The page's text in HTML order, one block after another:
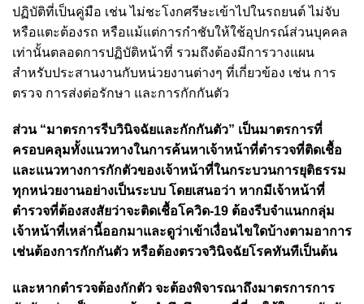
ปฏิบัติที่เป็นคู่มือ เช่น ไม่ชะโงกศรีษะเข้าไปในรถยนต์ ไม่จับ
หรือแตะต้องรถ หรือแม้แต่การกำชับให้ใช้อุปกรณ์ส่วนบุคคล
เท่านั้นตลอดการปฏิบัติหน้าที่ รวมถึงต้องมีการวางแผน
สำหรับประสานงานกับหน่วยงานต่างๆ ที่เกี่ยวข้อง เช่น การ
ตรวจ การส่งต่อรักษา และการกักกันตัว
ส่วน “มาตรการรีบวินิจฉัยและกักกันตัว” เป็นมาตรการที่
ครอบคลุมทั้งแนวทางในการค้นหาเจ้าหน้าที่ตำรวจที่ติดเชื้อ
และแนวทางการกักตัวของเจ้าหน้าที่ในกระบวนการยุติธรรม
ทุกหน่วยงานอย่างเป็นระบบ โดยเสนอว่า หากมีเจ้าหน้าที่
ตำรวจที่ต้องสงสัยว่าจะติดเชื้อโควิด-19 ต้องรีบจำแนกกลุ่ม
เจ้าหน้าที่เหล่านี้ออกมาและดูว่าเข้าเงื่อนไขใดบ้างตามอาการ
เช่นต้องการกักกันตัว หรือต้องตรวจวินิจฉัยโรคทันทีเป็นต้น
และหากตำรวจต้องกักตัว จะต้องพิจารณาถึงมาตรการการ